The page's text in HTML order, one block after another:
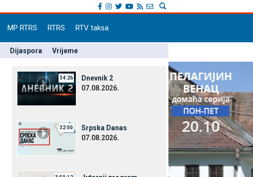
MP RTRS RTRS RTV taksa
Dijaspora Vrijeme
34:26
Dnevnik 2
07.08.2026.
32:00
Srpska Danas
07.08.2026.